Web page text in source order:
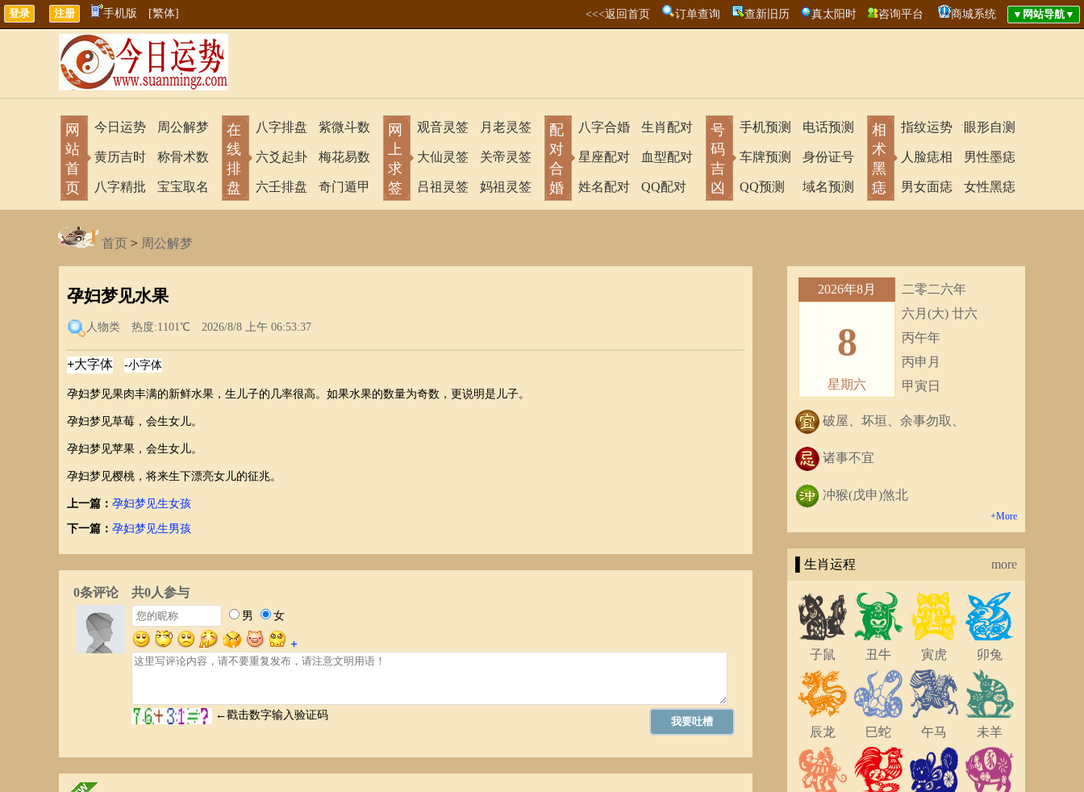
手机版 [繁体] <<<返回首页 订单查询 查新旧历 真太阳时 咨询平台 商城系统
网
站
首
页
今日运势
黄历吉时
八字精批
周公解梦
称骨术数
宝宝取名
在
线
排
盘
八字排盘
六爻起卦
六壬排盘
紫微斗数
梅花易数
奇门遁甲
网
上
求
签
观音灵签
大仙灵签
吕祖灵签
月老灵签
关帝灵签
妈祖灵签
配
对
合
婚
八字合婚
星座配对
姓名配对
生肖配对
血型配对
QQ配对
号
码
吉
凶
手机预测
车牌预测
QQ预测
电话预测
身份证号
域名预测
相
术
黑
痣
指纹运势
人脸痣相
男女面痣
眼形自测
男性墨痣
女性黑痣
首页 > 周公解梦
孕妇梦见水果
人物类 热度:1101℃ 2026/8/8 上午 06:53:37
孕妇梦见果肉丰满的新鲜水果，生儿子的几率很高。如果水果的数量为奇数，更说明是儿子。
孕妇梦见草莓，会生女儿。
孕妇梦见苹果，会生女儿。
孕妇梦见樱桃，将来生下漂亮女儿的征兆。
上一篇： 孕妇梦见生女孩
下一篇： 孕妇梦见生男孩
2026年8月
8
星期六
二零二六年
六月(大) 廿六
丙午年
丙申月
甲寅日
破屋、坏垣、余事勿取、
诸事不宜
冲猴(戊申)煞北
+More
▌生肖运程 more
子鼠 丑牛 寅虎 卯兔
辰龙 巳蛇 午马 未羊